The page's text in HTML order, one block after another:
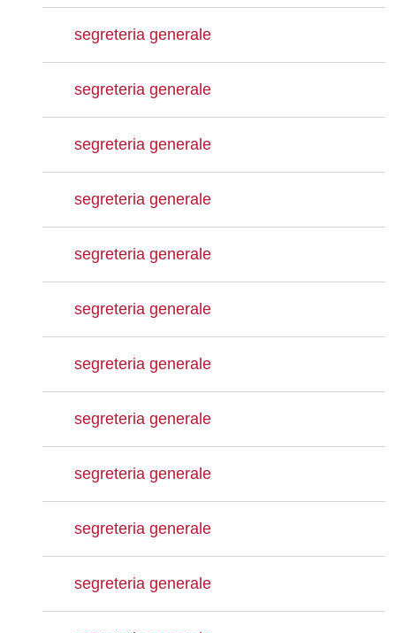
segreteria generale
segreteria generale
segreteria generale
segreteria generale
segreteria generale
segreteria generale
segreteria generale
segreteria generale
segreteria generale
segreteria generale
segreteria generale